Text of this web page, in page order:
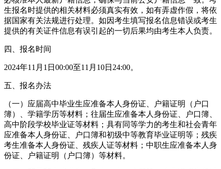
生报名时提供的相关材料必须真实有效，如有弄虚作假，将依
据国家有关法规进行处理。如因考生填写报名信息错误或考生
提供的有关证件信息有误引起的一切后果均由考生本人负责。
四、报名时间
2024年11月1日00:00至11月10日24:00。
五、报名办法
（一）应届高中毕业生应准备本人身份证、户籍证明（户口
簿）、学籍学历等材料；往届生应准备本人身份证、户口簿、
高中阶段学校毕业证等材料；具有同等学力的考生和社会青年
应准备本人身份证、户口簿和初级中等教育毕业证明等；残疾
考生准备本人身份证、残疾人证等材料；中职生应准备本人身
份证、户籍证明（户口簿）等材料。